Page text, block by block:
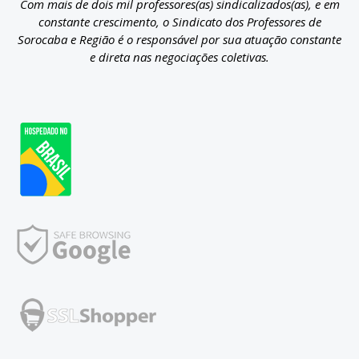
Com mais de dois mil professores(as) sindicalizados(as), e em
constante crescimento, o Sindicato dos Professores de
Sorocaba e Região é o responsável por sua atuação constante
e direta nas negociações coletivas.